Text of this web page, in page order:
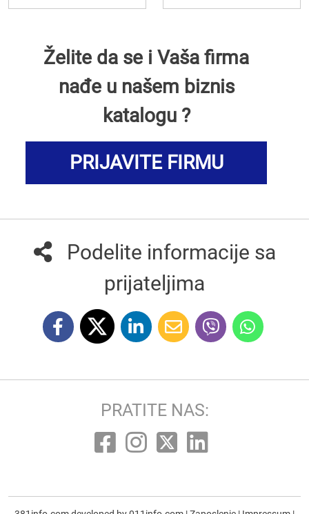
Želite da se i Vaša firma
nađe u našem biznis
katalogu ?
PRIJAVITE FIRMU
Podelite informacije sa
prijateljima
PRATITE NAS: